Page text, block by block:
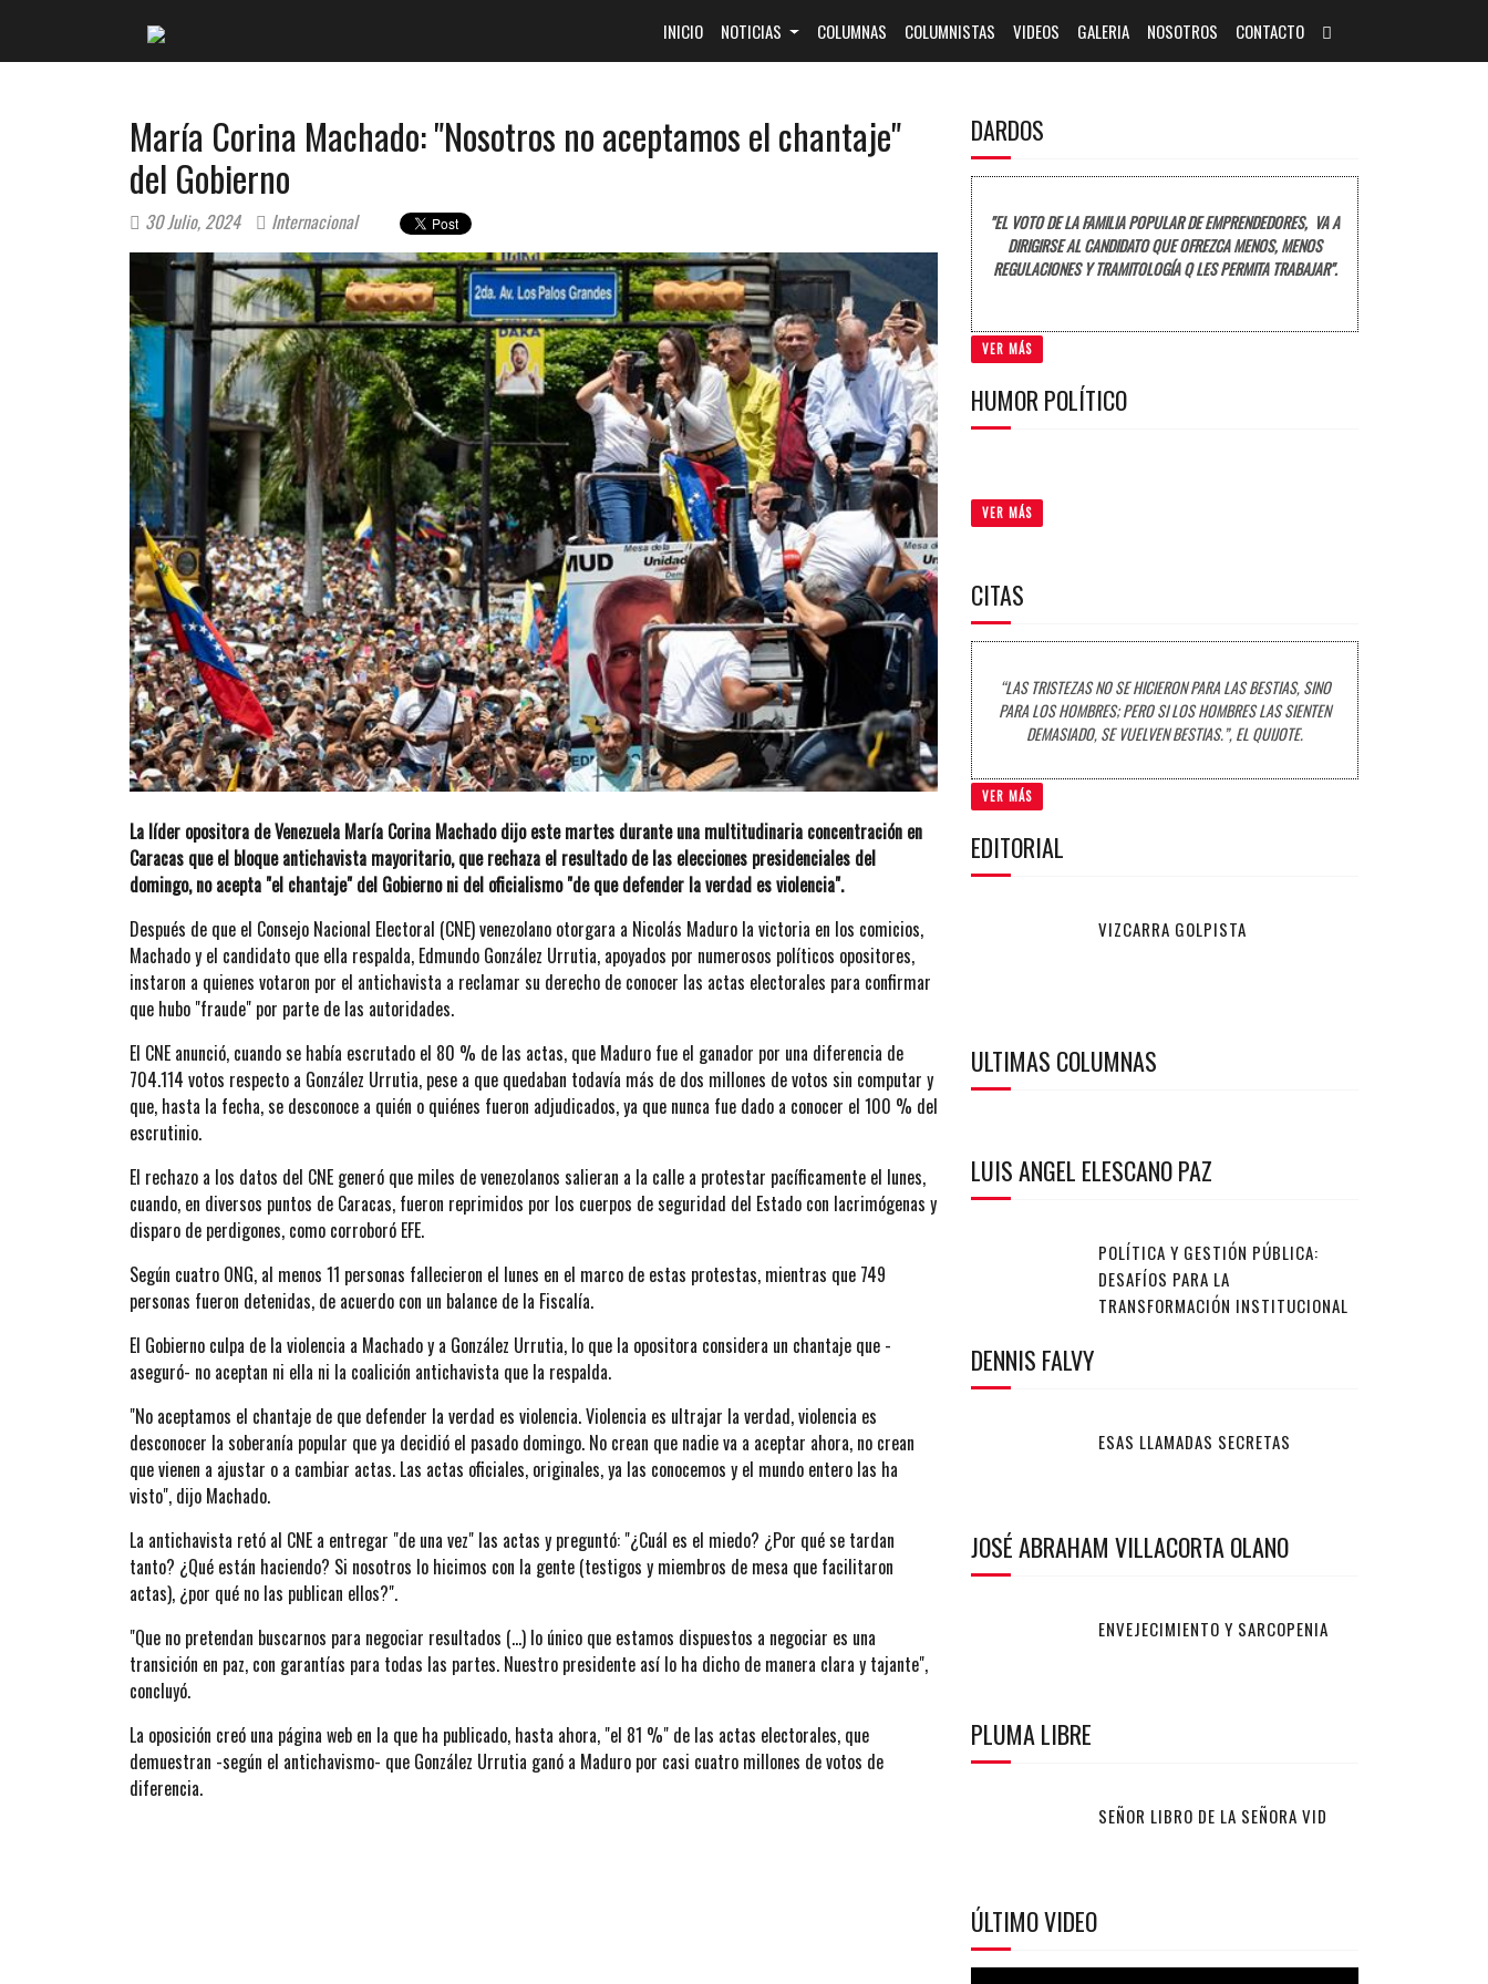
INICIO(CURRENT)
NOTICIAS COLUMNAS COLUMNISTAS VIDEOS GALERIA NOSOTROS CONTACTO
María Corina Machado: "Nosotros no aceptamos el chantaje"
del Gobierno
30 Julio, 2024 Internacional
La líder opositora de Venezuela María Corina Machado dijo este martes durante una multitudinaria concentración en
Caracas que el bloque antichavista mayoritario, que rechaza el resultado de las elecciones presidenciales del
domingo, no acepta "el chantaje" del Gobierno ni del oficialismo "de que defender la verdad es violencia".
Después de que el Consejo Nacional Electoral (CNE) venezolano otorgara a Nicolás Maduro la victoria en los comicios,
Machado y el candidato que ella respalda, Edmundo González Urrutia, apoyados por numerosos políticos opositores,
instaron a quienes votaron por el antichavista a reclamar su derecho de conocer las actas electorales para confirmar
que hubo "fraude" por parte de las autoridades.
El CNE anunció, cuando se había escrutado el 80 % de las actas, que Maduro fue el ganador por una diferencia de
704.114 votos respecto a González Urrutia, pese a que quedaban todavía más de dos millones de votos sin computar y
que, hasta la fecha, se desconoce a quién o quiénes fueron adjudicados, ya que nunca fue dado a conocer el 100 % del
escrutinio.
El rechazo a los datos del CNE generó que miles de venezolanos salieran a la calle a protestar pacíficamente el lunes,
cuando, en diversos puntos de Caracas, fueron reprimidos por los cuerpos de seguridad del Estado con lacrimógenas y
disparo de perdigones, como corroboró EFE.
Según cuatro ONG, al menos 11 personas fallecieron el lunes en el marco de estas protestas, mientras que 749
personas fueron detenidas, de acuerdo con un balance de la Fiscalía.
El Gobierno culpa de la violencia a Machado y a González Urrutia, lo que la opositora considera un chantaje que -
aseguró- no aceptan ni ella ni la coalición antichavista que la respalda.
"No aceptamos el chantaje de que defender la verdad es violencia. Violencia es ultrajar la verdad, violencia es
desconocer la soberanía popular que ya decidió el pasado domingo. No crean que nadie va a aceptar ahora, no crean
que vienen a ajustar o a cambiar actas. Las actas oficiales, originales, ya las conocemos y el mundo entero las ha
visto", dijo Machado.
La antichavista retó al CNE a entregar "de una vez" las actas y preguntó: "¿Cuál es el miedo? ¿Por qué se tardan
tanto? ¿Qué están haciendo? Si nosotros lo hicimos con la gente (testigos y miembros de mesa que facilitaron
actas), ¿por qué no las publican ellos?".
"Que no pretendan buscarnos para negociar resultados (...) lo único que estamos dispuestos a negociar es una
transición en paz, con garantías para todas las partes. Nuestro presidente así lo ha dicho de manera clara y tajante",
concluyó.
La oposición creó una página web en la que ha publicado, hasta ahora, "el 81 %" de las actas electorales, que
demuestran -según el antichavismo- que González Urrutia ganó a Maduro por casi cuatro millones de votos de
diferencia.
DARDOS
"EL VOTO DE LA FAMILIA POPULAR DE EMPRENDEDORES, VA A
DIRIGIRSE AL CANDIDATO QUE OFREZCA MENOS, MENOS
REGULACIONES Y TRAMITOLOGÍA Q LES PERMITA TRABAJAR".
VER MÁS
HUMOR POLÍTICO
VER MÁS
CITAS
“LAS TRISTEZAS NO SE HICIERON PARA LAS BESTIAS, SINO
PARA LOS HOMBRES; PERO SI LOS HOMBRES LAS SIENTEN
DEMASIADO, SE VUELVEN BESTIAS.”, EL QUIJOTE.
VER MÁS
EDITORIAL
VIZCARRA GOLPISTA
ULTIMAS COLUMNAS
LUIS ANGEL ELESCANO PAZ
POLÍTICA Y GESTIÓN PÚBLICA:
DESAFÍOS PARA LA
TRANSFORMACIÓN INSTITUCIONAL
DENNIS FALVY
ESAS LLAMADAS SECRETAS
JOSÉ ABRAHAM VILLACORTA OLANO
ENVEJECIMIENTO Y SARCOPENIA
PLUMA LIBRE
SEÑOR LIBRO DE LA SEÑORA VID
ÚLTIMO VIDEO